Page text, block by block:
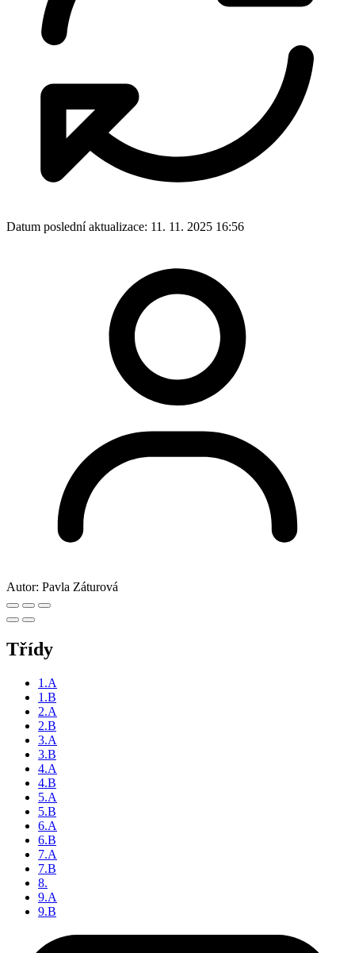
Datum poslední aktualizace: 11. 11. 2025 16:56
Autor: Pavla Záturová
Třídy
1.A
1.B
2.A
2.B
3.A
3.B
4.A
4.B
5.A
5.B
6.A
6.B
7.A
7.B
8.
9.A
9.B